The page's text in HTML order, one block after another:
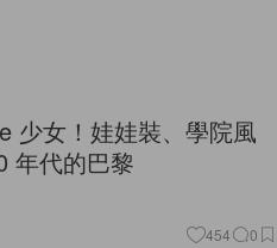
少女！娃娃裝、學院風
年代的巴黎
454 0